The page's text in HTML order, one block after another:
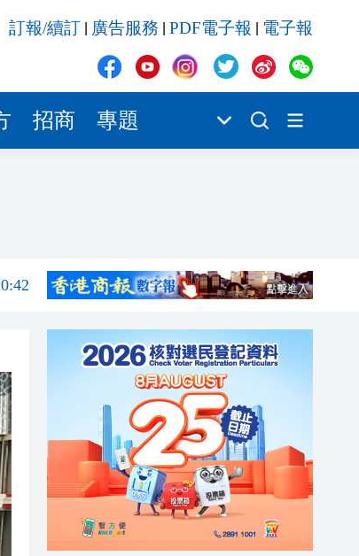
訂報/續訂 廣告服務 PDF電子報 電子報
招商 專題
20:41